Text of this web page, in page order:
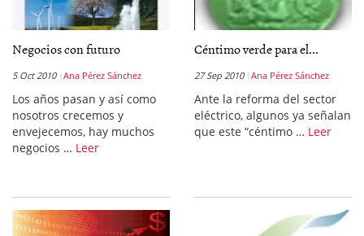
Negocios con futuro
5 Oct 2010 Ana Pérez Sánchez
Los años pasan y así como
nosotros crecemos y
envejecemos, hay muchos
negocios … Leer
Céntimo verde para el...
27 Sep 2010 Ana Pérez Sánchez
Ante la reforma del sector
eléctrico, algunos ya señalan
que este “céntimo … Leer